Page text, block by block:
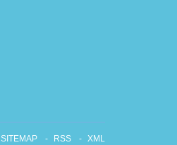
SITEMAP RSS XML